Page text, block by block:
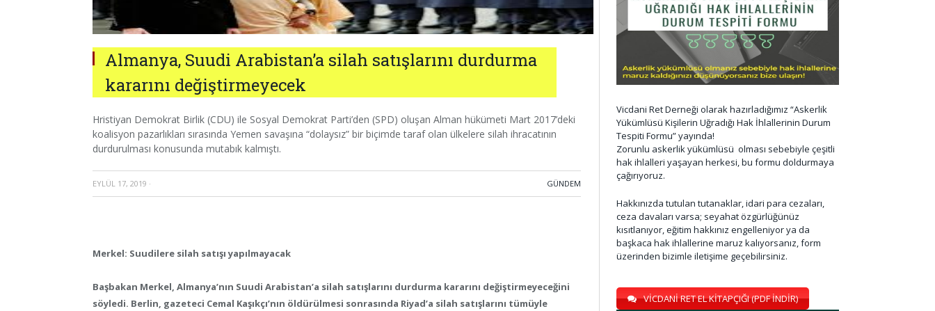
Almanya, Suudi Arabistan’a silah satışlarını durdurma
kararını değiştirmeyecek
Hristiyan Demokrat Birlik (CDU) ile Sosyal Demokrat Parti’den (SPD) oluşan Alman hükümeti Mart 2017’deki
koalisyon pazarlıkları sırasında Yemen savaşına “dolaysız” bir biçimde taraf olan ülkelere silah ihracatının
durdurulması konusunda mutabık kalmıştı.
EYLÜL 17, 2019 · GÜNDEM
Merkel: Suudilere silah satışı yapılmayacak
Başbakan Merkel, Almanya’nın Suudi Arabistan’a silah satışlarını durdurma kararını değiştirmeyeceğini
söyledi. Berlin, gazeteci Cemal Kaşıkçı’nın öldürülmesi sonrasında Riyad’a silah satışlarını tümüyle
Vicdani Ret Derneği olarak hazırladığımız “Askerlik
Yükümlüsü Kişilerin Uğradığı Hak İhlallerinin Durum
Tespiti Formu” yayında!
Zorunlu askerlik yükümlüsü olması sebebiyle çeşitli
hak ihlalleri yaşayan herkesi, bu formu doldurmaya
çağırıyoruz.
Hakkınızda tutulan tutanaklar, idari para cezaları,
ceza davaları varsa; seyahat özgürlüğünüz
kısıtlanıyor, eğitim hakkınız engelleniyor ya da
başkaca hak ihlallerine maruz kalıyorsanız, form
üzerinden bizimle iletişime geçebilirsiniz.
VİCDANİ RET EL KİTAPÇIĞI (PDF İNDİR)